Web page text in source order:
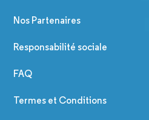
Nos Partenaires
Responsabilité sociale
FAQ
Termes et Conditions